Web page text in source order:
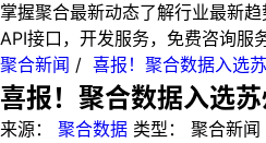
掌握聚合最新动态了解行业最新趋
API接口，开发服务，免费咨询服
聚合新闻 / 喜报！聚合数据入选
喜报！聚合数据入选
来源： 聚合数据 类型： 聚合新闻